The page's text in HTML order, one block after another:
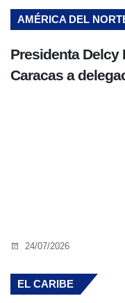
AMÉRICA DEL
Presidenta Delcy
Caracas a
24/07/2026
EL CARIBE